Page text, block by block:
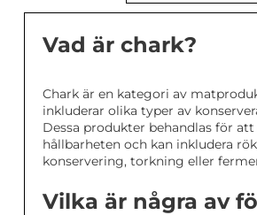
Vad är chark?
Chark är en kategori av
inkluderar olika typer av
Dessa produkter behandlas för
hållbarheten och kan inkludera
konservering, torkning eller
Vilka är några av